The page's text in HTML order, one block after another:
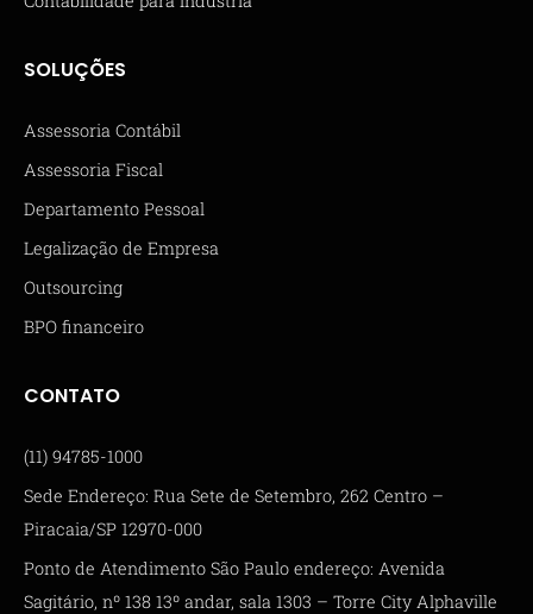
SOLUÇÕES
Assessoria Contábil
Assessoria Fiscal
Departamento Pessoal
Legalização de Empresa
Outsourcing
BPO financeiro
CONTATO
(11) 94785-1000
Sede Endereço: Rua Sete de Setembro, 262 Centro –
Piracaia/SP 12970-000
Ponto de Atendimento São Paulo endereço: Avenida
Sagitário, nº 138 13º andar, sala 1303 – Torre City Alphaville